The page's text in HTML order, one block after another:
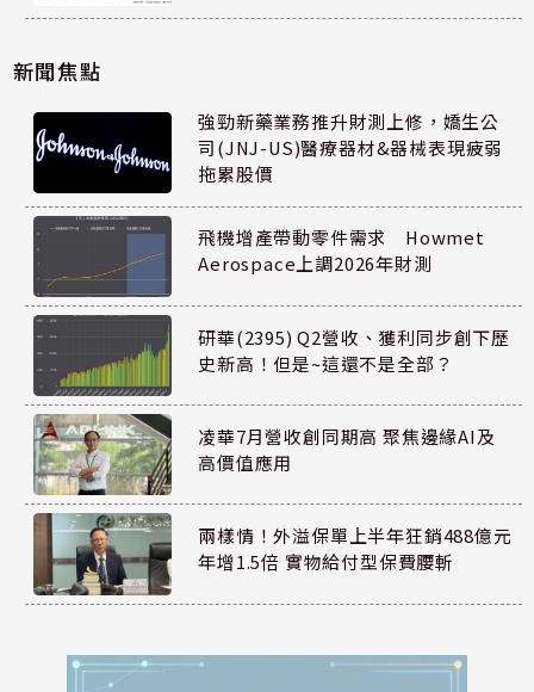
新聞焦點
強勁新藥業務推升財測上修，嬌生公
司(JNJ-US)醫療器材&器械表現疲弱
拖累股價
飛機增產帶動零件需求 Howmet
Aerospace上調2026年財測
研華(2395) Q2營收、獲利同步創下歷
史新高！但是~這還不是全部？
凌華7月營收創同期高 聚焦邊緣AI及
高價值應用
兩樣情！外溢保單上半年狂銷488億元
年增1.5倍 實物給付型保費腰斬